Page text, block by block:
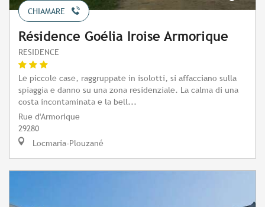
CHIAMARE
Résidence Goélia Iroise Armorique
RESIDENCE
Le piccole case, raggruppate in isolotti, si affacciano sulla
spiaggia e danno su una zona residenziale. La calma di una
costa incontaminata e la bell...
Rue d'Armorique
29280
Locmaria-Plouzané